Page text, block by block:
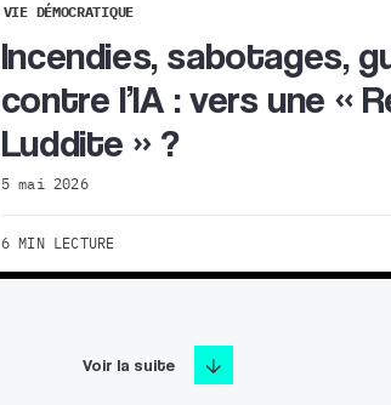
VIE DÉMOCRATIQUE
Incendies, sabotages,
contre l’IA : vers une «
Luddite » ?
5 mai 2026
6 MIN LECTURE
Voir la suite